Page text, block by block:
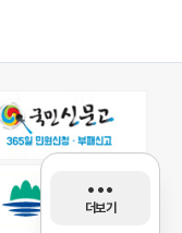
stethoscope
진료과/의료진
•••
더보기